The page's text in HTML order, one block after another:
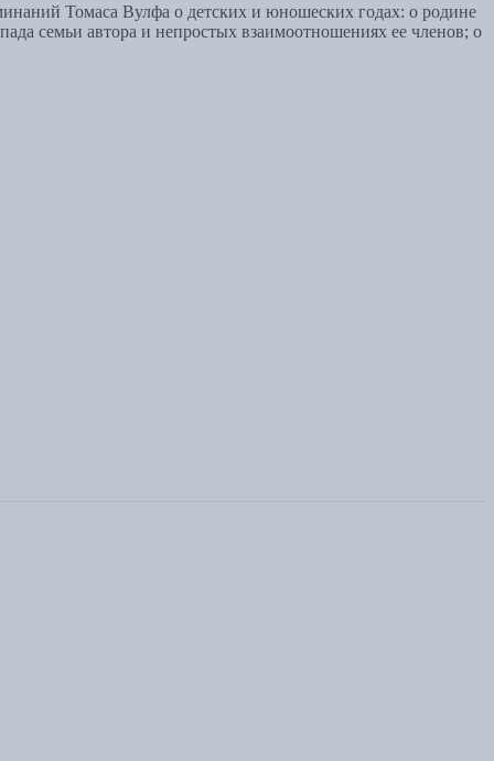
Томаса Вулфа о детских и юношеских годах: о родине
семьи автора и непростых взаимоотношениях ее членов; о